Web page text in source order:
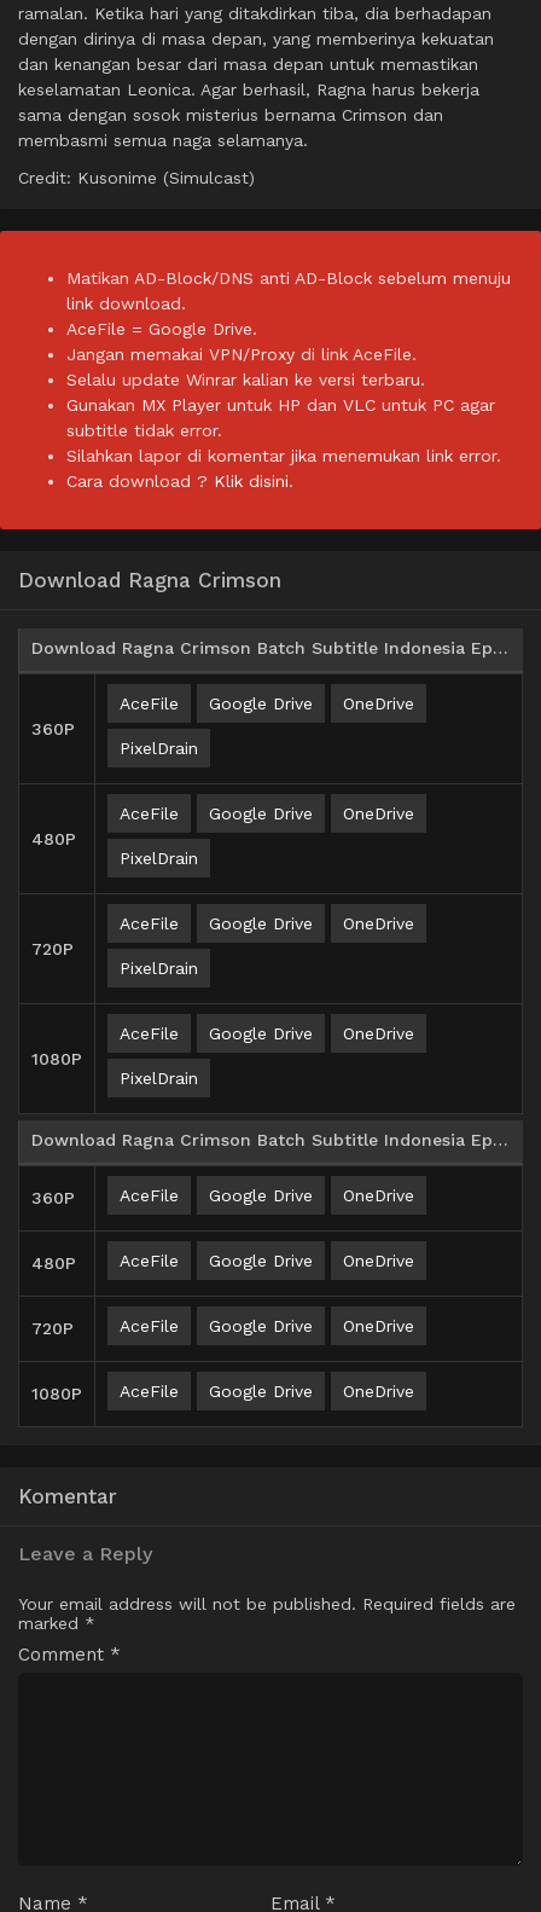
ramalan. Ketika hari yang ditakdirkan tiba, dia berhadapan
dengan dirinya di masa depan, yang memberinya kekuatan
dan kenangan besar dari masa depan untuk memastikan
keselamatan Leonica. Agar berhasil, Ragna harus bekerja
sama dengan sosok misterius bernama Crimson dan
membasmi semua naga selamanya.
Credit: Kusonime (Simulcast)
Matikan AD-Block/DNS anti AD-Block sebelum menuju
link download.
AceFile = Google Drive.
Jangan memakai VPN/Proxy di link AceFile.
Selalu update Winrar kalian ke versi terbaru.
Gunakan MX Player untuk HP dan VLC untuk PC agar
subtitle tidak error.
Silahkan lapor di komentar jika menemukan link error.
Cara download ? Klik disini.
Download Ragna Crimson
Download Ragna Crimson Batch Subtitle Indonesia Episode 01-12
360P
AceFile Google Drive OneDrive
PixelDrain
480P
AceFile Google Drive OneDrive
PixelDrain
720P
AceFile Google Drive OneDrive
PixelDrain
1080P
AceFile Google Drive OneDrive
PixelDrain
Download Ragna Crimson Batch Subtitle Indonesia Episode 13-24
360P AceFile Google Drive OneDrive
480P AceFile Google Drive OneDrive
720P AceFile Google Drive OneDrive
1080P AceFile Google Drive OneDrive
Komentar
Leave a Reply
Your email address will not be published. Required fields are
marked *
Comment *
Name * Email *